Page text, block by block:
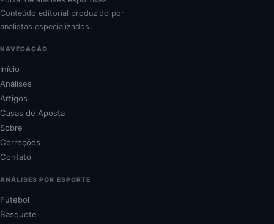
Conteúdo editorial produzido por
analistas especializados.
NAVEGAÇÃO
Início
Análises
Artigos
Casas de Aposta
Sobre
Correções
Contato
ANÁLISES POR ESPORTE
Futebol
Basquete